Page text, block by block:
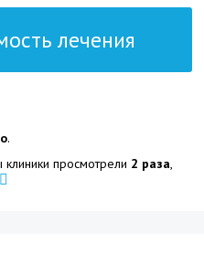
лечения
.
просмотрели 2 раза,